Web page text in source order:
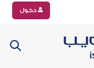
دخول